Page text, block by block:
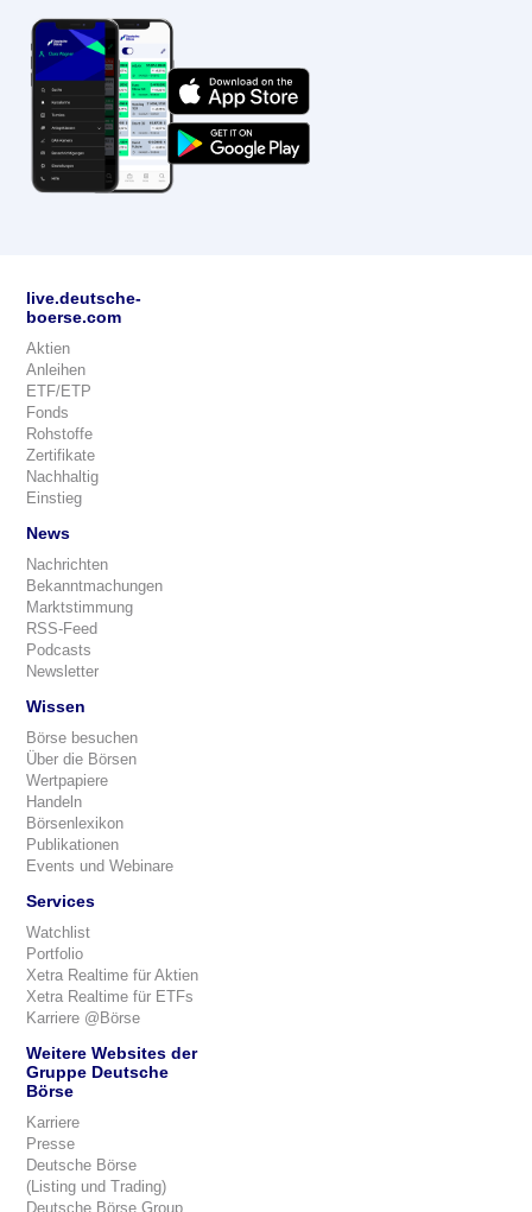
live.deutsche-
boerse.com
Aktien
Anleihen
ETF/ETP
Fonds
Rohstoffe
Zertifikate
Nachhaltig
Einstieg
News
Nachrichten
Bekanntmachungen
Marktstimmung
RSS-Feed
Podcasts
Newsletter
Wissen
Börse besuchen
Über die Börsen
Wertpapiere
Handeln
Börsenlexikon
Publikationen
Events und Webinare
Services
Watchlist
Portfolio
Xetra Realtime für Aktien
Xetra Realtime für ETFs
Karriere @Börse
Weitere Websites der
Gruppe Deutsche
Börse
Karriere
Presse
Deutsche Börse
(Listing und Trading)
Deutsche Börse Group